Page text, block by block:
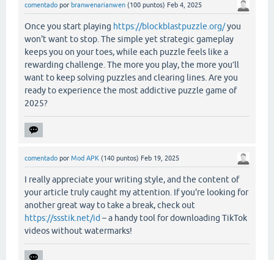
comentado por branwenarianwen (100 puntos) Feb 4, 2025
Once you start playing https://blockblastpuzzle.org/you
won't want to stop. The simple yet strategic gameplay
keeps you on your toes, while each puzzle feels like a
rewarding challenge. The more you play, the more you’ll
want to keep solving puzzles and clearing lines. Are you
ready to experience the most addictive puzzle game of
2025?
comentado por Mod APK (140 puntos) Feb 19, 2025
I really appreciate your writing style, and the content of
your article truly caught my attention. If you're looking for
another great way to take a break, check out
https://ssstik.net/id – a handy tool for downloading TikTok
videos without watermarks!